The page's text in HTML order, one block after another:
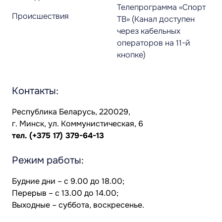
Происшествия
Телепрограмма «Спорт
ТВ» (Канал доступен
через кабельных
операторов на 11-й
кнопке)
Контакты:
Республика Беларусь, 220029,
г. Минск, ул. Коммунистическая, 6
тел. (+375 17) 379-64-13
Режим работы:
Будние дни – с 9.00 до 18.00;
Перерыв – с 13.00 до 14.00;
Выходные – суббота, воскресенье.